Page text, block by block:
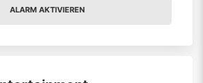
ALARM AKTIVIEREN